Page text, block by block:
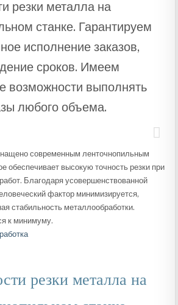
резки металла на
станке. Гарантируем
исполнение заказов,
сроков. Имеем
возможности выполнять
любого объема.
современным ленточнопильным
обеспечивает высокую точность резки при
Благодаря усовершенствованной
фактор минимизируется,
стабильность металлообработки.
к минимуму.
резки металла на